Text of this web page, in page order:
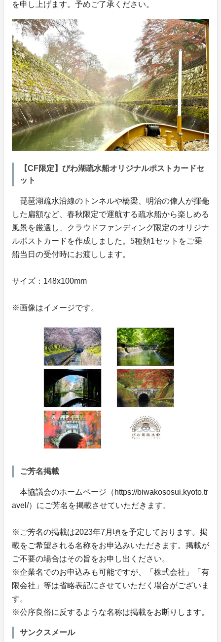
を申し上げます。予めご了承ください。
【CF限定】びわ湖疏水船オリジナルポストカードセ
ット
琵琶湖疏水沿線のトンネルや橋梁、明治の偉人が揮毫
した扁額など、春秋限定で運航する疏水船から楽しめる
風景を厳選し、クラウドファンディング限定のオリジナ
ルポストカードを作成しました。5種類1セットをご乗
船当日の受付時にお渡しします。
サイズ：148x100mm
※画像はイメージです。
ご芳名掲載
本協議会のホームページ（https://biwakososui.kyoto.tr
avel/）にご芳名を掲載させていただきます。
※ご芳名の掲載は2023年7月頃を予定しております。掲
載をご希望される名称をお申込みいただきます。掲載が
ご不要の場合はその旨をお申し出ください。
※企業名でのお申込みも可能ですが、「株式会社」「有
限会社」等は省略表記にさせていただく場合がございま
す。
※公序良俗に反するような名称は掲載をお断りします。
サンクスメール